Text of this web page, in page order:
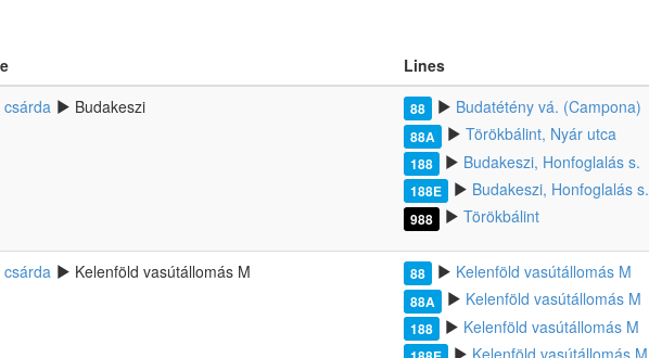
Lines
csárda Budakeszi 88 Budatétény vá. (Campona)
88A Törökbálint, Nyár utca
188 Budakeszi, Honfoglalás s.
188E Budakeszi, Honfoglalás s.
988 Törökbálint
csárda Kelenföld vasútállomás M 88 Kelenföld vasútállomás M
88A Kelenföld vasútállomás M
188 Kelenföld vasútállomás M
Kelenföld vasútállomás M